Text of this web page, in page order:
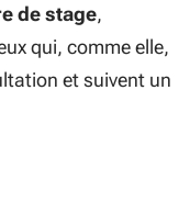
de stage,
qui, comme elle,
et suivent un